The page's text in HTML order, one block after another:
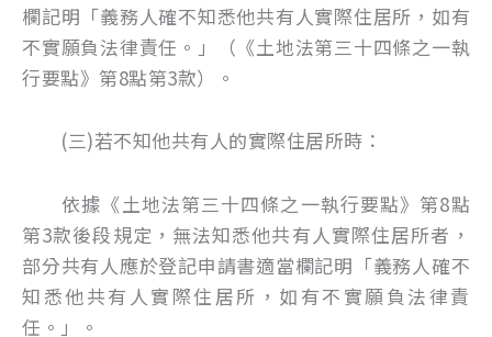
欄記明「義務人確不知悉他共有人實際住居所，如有
不實願負法律責任。」（《土地法第三十四條之一執
行要點》第8點第3款）。
(三)若不知他共有人的實際住居所時：
依據《土地法第三十四條之一執行要點》第8點
第3款後段規定，無法知悉他共有人實際住居所者，
部分共有人應於登記申請書適當欄記明「義務人確不
知悉他共有人實際住居所，如有不實願負法律責
任。」。